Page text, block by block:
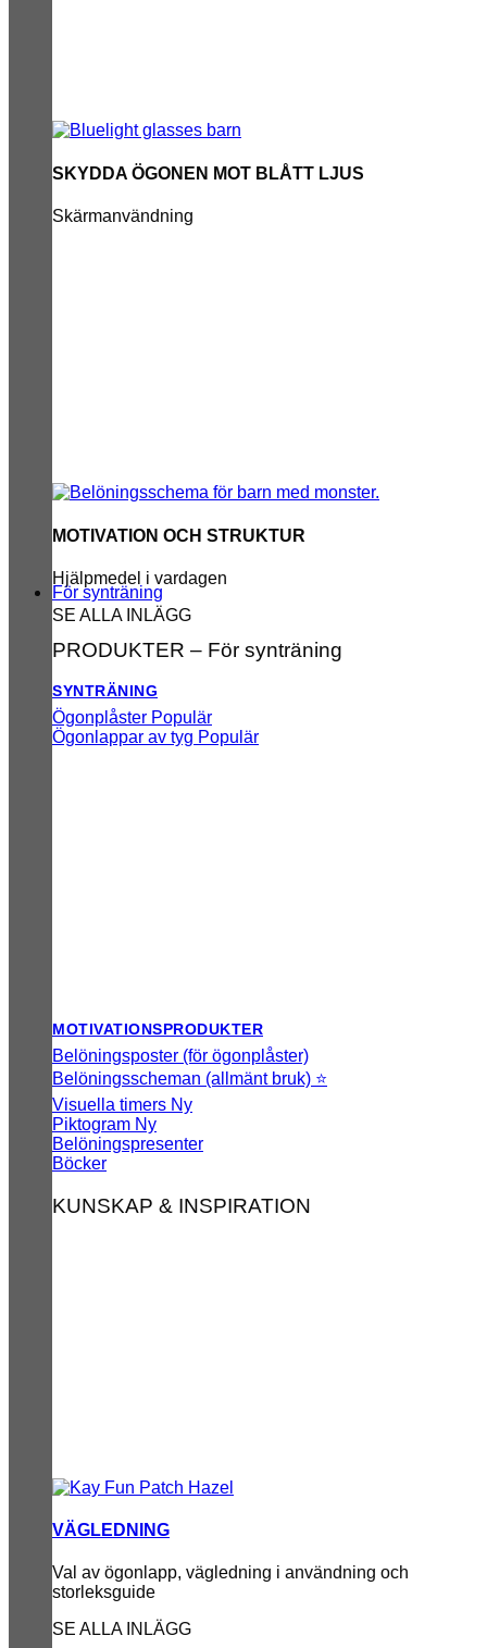
SKYDDA ÖGONEN MOT BLÅTT LJUS
Skärmanvändning
MOTIVATION OCH STRUKTUR
Hjälpmedel i vardagen
SE ALLA INLÄGG
För synträning
PRODUKTER – För synträning
SYNTRÄNING
Ögonplåster
Ögonlappar av tyg
MOTIVATIONSPRODUKTER
Belöningsposter (för ögonplåster)
Belöningsscheman (allmänt bruk) ⭐
Visuella timers
Piktogram
Belöningspresenter
Böcker
KUNSKAP & INSPIRATION
VÄGLEDNING
Val av ögonlapp, vägledning i användning och
storleksguide
SE ALLA INLÄGG